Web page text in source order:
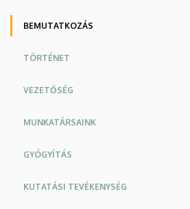
KÖZPONT
Oldalmenü
BEMUTATKOZÁS
TÖRTÉNET
VEZETŐSÉG
MUNKATÁRSAINK
GYÓGYÍTÁS
KUTATÁSI TEVÉKENYSÉG